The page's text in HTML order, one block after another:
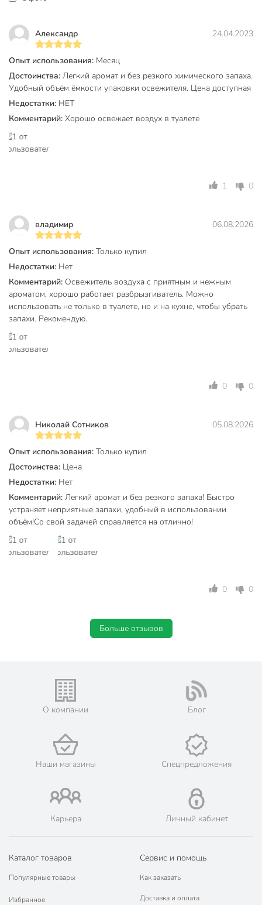
Аромат
Срок хранения
3 года
Модель
Вес в упаковке
275 г
Габариты упаковки
Александр 24.04.2023
Опыт использования: Месяц
Достоинства: Легкий аромат и без резкого химического запаха.
Удобный объём ёмкости упаковки освежителя. Цена доступная
Недостатки: НЕТ
Комментарий: Хорошо освежает воздух в туалете
1 0
владимир 06.08.2026
Опыт использования: Только купил
Недостатки: Нет
Комментарий: Освежитель воздуха с приятным и нежным
ароматом, хорошо работает разбрызгиватель. Можно
использовать не только в туалете, но и на кухне, чтобы убрать
запахи. Рекомендую.
0 0
Николай Сотников 05.08.2026
Опыт использования: Только купил
Достоинства: Цена
Недостатки: Нет
Комментарий: Легкий аромат и без резкого запаха! Быстро
устраняет неприятные запахи, удобный в использовании
объём!Со свой задачей справляется на отлично!
0 0
Больше отзывов
О компании Блог
Наши магазины Спецпредложения
Карьера Личный кабинет
Каталог товаров
Популярные товары
Избранное
Сервис и помощь
Как заказать
Доставка и оплата